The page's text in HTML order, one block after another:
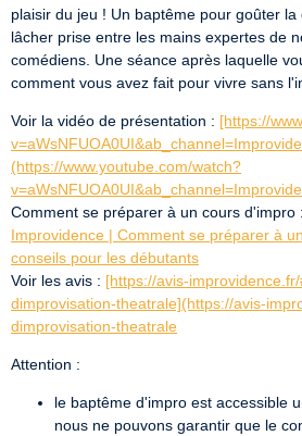
plaisir du jeu ! Un baptême pour goûter
lâcher prise entre les mains expertes de
comédiens. Une séance après laquelle
comment vous avez fait pour vivre sans
Voir la vidéo de présentation : [https://
(https://www.youtube.com/watch?
Comment se préparer à un cours d'impro :
Improvidence | Comment se préparer à
conseils pour les débutants
Voir les avis : [https://avis-
dimprovisation-theatrale](https://avis-
dimprovisation-theatrale
Attention :
le baptême d'impro est accessible
nous ne pouvons garantir que le